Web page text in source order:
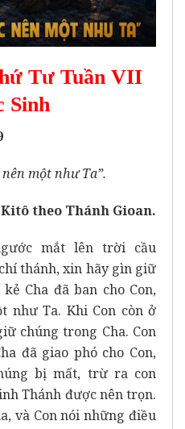
Tư Tuần VII
Sinh
một như Ta”.
theo Thánh Gioan.
mắt lên trời cầu
thánh, xin hãy gìn giữ
Cha đã ban cho Con,
như Ta. Khi Con còn ở
chúng trong Cha. Con
đã giao phó cho Con,
bị mất, trừ ra con
Thánh được nên trọn.
và Con nói những điều